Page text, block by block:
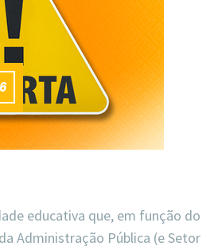
educativa que, em função do
Administração Pública (e Setor